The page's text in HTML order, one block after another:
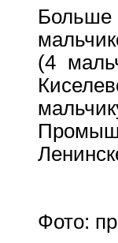
Больше
(4
Фото: